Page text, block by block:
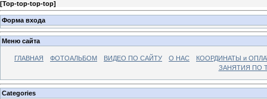
[Top-top-top-top]
Форма входа
Меню сайта
ГЛАВНАЯ ФОТОАЛЬБОМ ВИДЕО ПО САЙТУ О НАС
КООРДИНАТЫ и
ЗАНЯТИЯ ПО
Categories